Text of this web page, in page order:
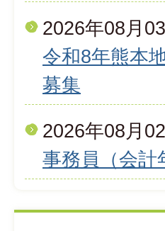
2026年08月
令和8年熊本
募集
2026年08月
事務員（会計